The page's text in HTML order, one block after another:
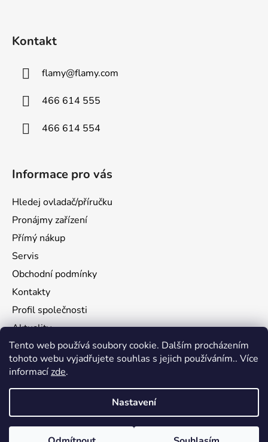
Tento web používá soubory cookie. Dalším procházením
tohoto webu vyjadřujete souhlas s jejich používáním.. Více
informacízde.
Nastavení
Kontakt
flamy@flamy.com
466 614 555
466 614 554
Informace pro vás
Hledej ovladač/příručku
Pronájmy zařízení
Přímý nákup
Servis
Obchodní podmínky
Kontakty
Profil společnosti
Aktuality
Ochrana osobních údajů
Ke stažení
Vytvořil Shoptet